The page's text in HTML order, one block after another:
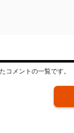
コメントの一覧です。